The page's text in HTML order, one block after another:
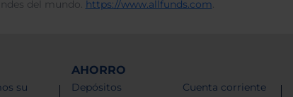
del mundo. https://www.allfunds.com.
su
AHORRO
Depósitos
Cuenta corriente